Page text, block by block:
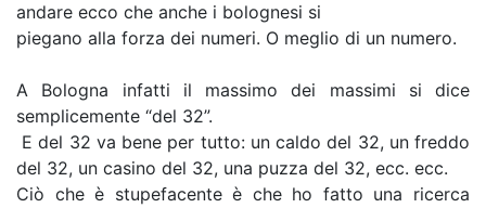
andare ecco che anche i bolognesi si
piegano alla forza dei numeri. O meglio di un numero.
A Bologna infatti il massimo dei massimi si dice
semplicemente “del 32”.
E del 32 va bene per tutto: un caldo del 32, un freddo
del 32, un casino del 32, una puzza del 32, ecc. ecc.
Ciò che è stupefacente è che ho fatto una ricerca